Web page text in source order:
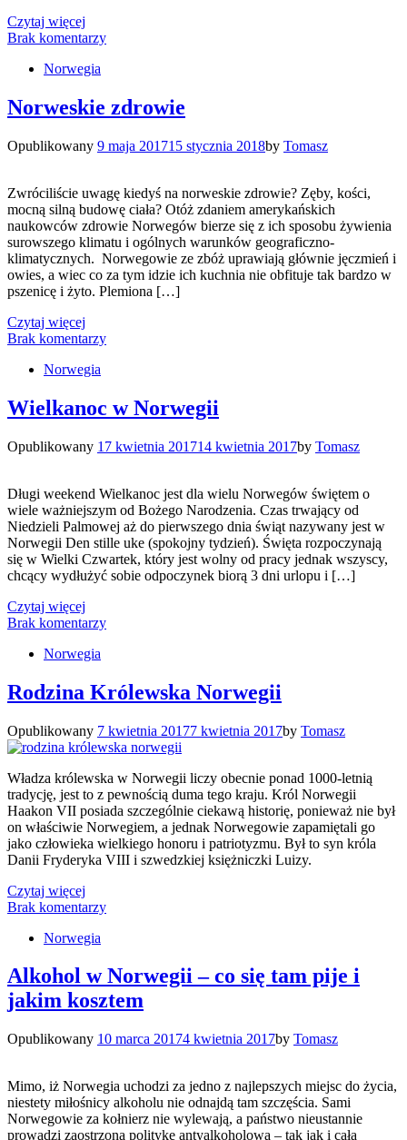
Czytaj więcej
Brak komentarzy
Norwegia
Norweskie zdrowie
Opublikowany 9 maja 201715 stycznia 2018by Tomasz
Zwróciliście uwagę kiedyś na norweskie zdrowie? Zęby, kości,
mocną silną budowę ciała? Otóż zdaniem amerykańskich
naukowców zdrowie Norwegów bierze się z ich sposobu żywienia
surowszego klimatu i ogólnych warunków geograficzno-
klimatycznych. Norwegowie ze zbóż uprawiają głównie jęczmień i
owies, a wiec co za tym idzie ich kuchnia nie obfituje tak bardzo w
pszenicę i żyto. Plemiona […]
Czytaj więcej
Brak komentarzy
Norwegia
Wielkanoc w Norwegii
Opublikowany 17 kwietnia 201714 kwietnia 2017by Tomasz
Długi weekend Wielkanoc jest dla wielu Norwegów świętem o
wiele ważniejszym od Bożego Narodzenia. Czas trwający od
Niedzieli Palmowej aż do pierwszego dnia świąt nazywany jest w
Norwegii Den stille uke (spokojny tydzień). Święta rozpoczynają
się w Wielki Czwartek, który jest wolny od pracy jednak wszyscy,
chcący wydłużyć sobie odpoczynek biorą 3 dni urlopu i […]
Czytaj więcej
Brak komentarzy
Norwegia
Rodzina Królewska Norwegii
Opublikowany 7 kwietnia 20177 kwietnia 2017by Tomasz
Władza królewska w Norwegii liczy obecnie ponad 1000-letnią
tradycję, jest to z pewnością duma tego kraju. Król Norwegii
Haakon VII posiada szczególnie ciekawą historię, ponieważ nie był
on właściwie Norwegiem, a jednak Norwegowie zapamiętali go
jako człowieka wielkiego honoru i patriotyzmu. Był to syn króla
Danii Fryderyka VIII i szwedzkiej księżniczki Luizy.
Czytaj więcej
Brak komentarzy
Norwegia
Alkohol w Norwegii – co się tam pije i
jakim kosztem
Opublikowany 10 marca 20174 kwietnia 2017by Tomasz
Mimo, iż Norwegia uchodzi za jedno z najlepszych miejsc do życia,
niestety miłośnicy alkoholu nie odnajdą tam szczęścia. Sami
Norwegowie za kołnierz nie wylewają, a państwo nieustannie
prowadzi zaostrzoną politykę antyalkoholową – tak jak i cała